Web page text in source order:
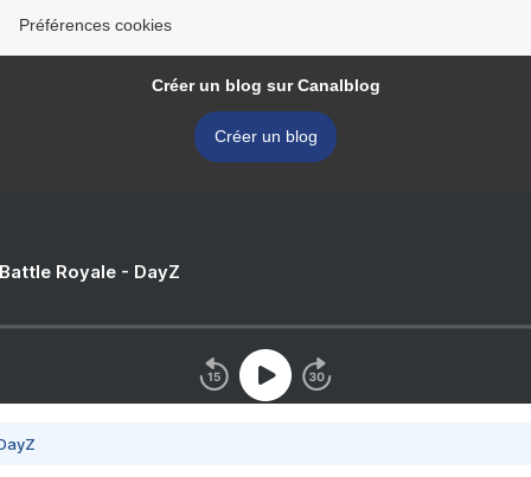
Préférences cookies
Créer un blog sur Canalblog
Créer un blog
Royale - DayZ